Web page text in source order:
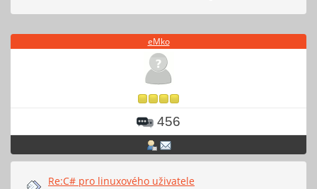
eMko
456
Re:C# pro linuxového uživatele